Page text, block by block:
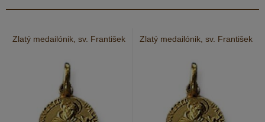
Zlatý medailónik, sv. František Zlatý medailónik, sv. František